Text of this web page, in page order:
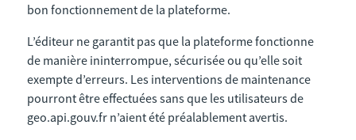
bon fonctionnement de la plateforme.
L’éditeur ne garantit pas que la plateforme fonctionne
de manière ininterrompue, sécurisée ou qu’elle soit
exempte d’erreurs. Les interventions de maintenance
pourront être effectuées sans que les utilisateurs de
geo.api.gouv.fr n’aient été préalablement avertis.